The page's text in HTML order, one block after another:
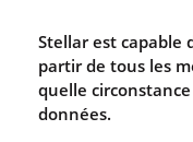
Stellar est capable
partir de tous les
quelle
données.